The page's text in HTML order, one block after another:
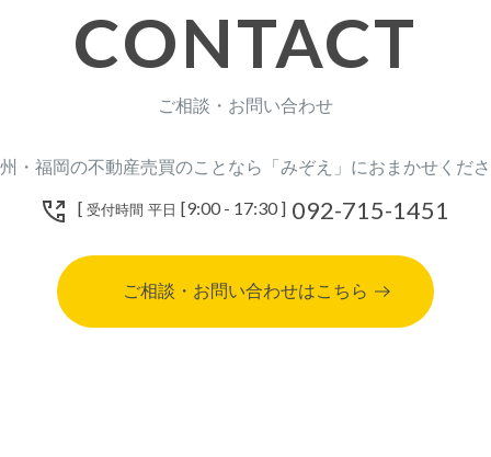
CONTACT
ご相談・お問い合わせ
・福岡の不動産売買のことなら「みぞえ」におまかせくだ
[ 受付時間 平日 [9:00 - 17:30 ] 092-715-1451
ご相談・お問い合わせはこちら